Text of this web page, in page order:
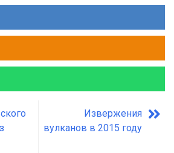
Извержения
вулканов в 2015 году